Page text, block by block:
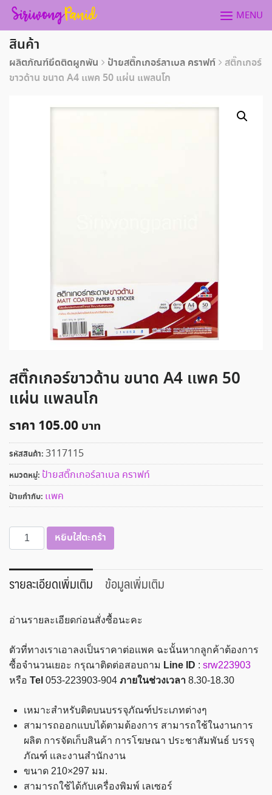
Skip
content
MENU
สินค้า
ผลิตภัณฑ์ยึดติดผูกพัน ป้ายสติ๊กเกอร์ลาเบล คราฟท์
สติ๊กเกอร์
ขาวด้าน ขนาด A4 เเพค 50 แผ่น แพลนโก
สติ๊กเกอร์ขาวด้าน ขนาด A4 เเพค 50
แผ่น แพลนโก
ราคา 105.00
รหัสสินค้า: 3117115
หมวดหมู่: ป้ายสติ๊กเกอร์ลาเบล คราฟท์
ป้ายกำกับ: เเพค
จำนวน
สติ๊กเกอร์
ด้าน
ขนาด
เเพค
แผ่น
แพ
ลนโก
หยิบใส่ตะกร้า
รายละเอียดเพิ่มเติม ข้อมูลเพิ่มเติม
อ่านรายละเอียดก่อนสั่งซื้อนะคะ
ตัวที่ทางเราเอาลงเป็นราคาต่อเเพค ฉะนั้นหากลูกค้าต้องการ
ซื้อจำนวนเยอะ กรุณาติดต่อสอบถาม Line ID : srw223903
หรือ Tel 053-223903-904 ภายในช่วงเวลา 8.30-18.30
เหมาะสำหรับติดบนบรรจุภัณฑ์ประเภทต่างๆ
สามารถออกแบบได้ตามต้องการ สามารถใช้ในงานการ
ผลิต การจัดเก็บสินค้า การโฆษณา ประชาสัมพันธ์ บรรจุ
ภัณฑ์ เเละงานสำนักงาน
ขนาด 210×297 มม.
สามารถใช้ได้กับเครื่องพิมพ์ เลเซอร์